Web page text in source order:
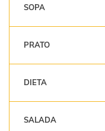
SOPA
PRATO
DIETA
SALADA